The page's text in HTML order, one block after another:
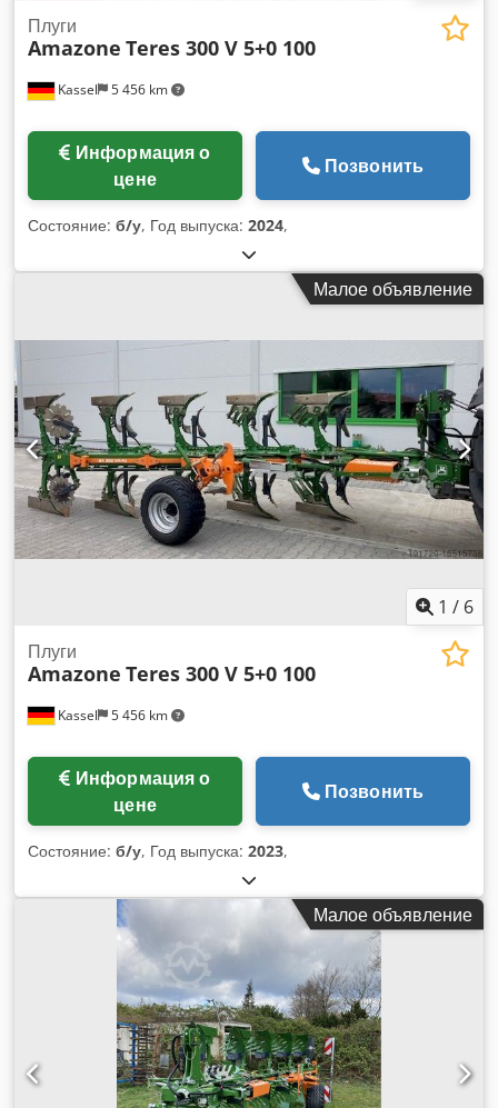
Kassel 5 456 km
Плуги
Amazone Teres 300 V 5+0 100
цене
Позвонить
Состояние: б/у, Год выпуска: 2024,
Малое объявление
1 / 6
Kassel 5 456 km
Плуги
Amazone Teres 300 V 5+0 100
цене
Позвонить
Состояние: б/у, Год выпуска: 2023,
Малое объявление